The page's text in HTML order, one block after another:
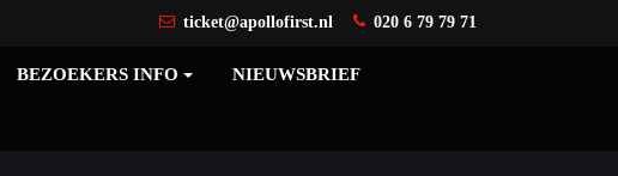
ticket@apollofirst.nl 020 6 79 79 71
BEZOEKERS INFO NIEUWSBRIEF